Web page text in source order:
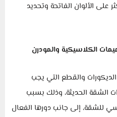
على الألوان الفاتحة وتحديد
الكلاسيكية والمودرن
والقطع التي يجب
الشقة الحديثة، وذلك بسبب
للشقة، إلى جانب دورها الفعال